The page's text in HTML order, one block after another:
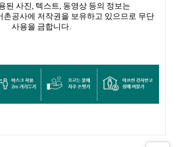
된 사진, 텍스트, 동영상 등의 정보는
촌공사에 저작권을 보유하고 있으므로 무단
사용을 금합니다.